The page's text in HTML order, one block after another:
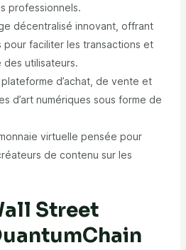
professionnels.
décentralisé innovant, offrant
pour faciliter les transactions et
des utilisateurs.
plateforme d’achat, de vente et
d’art numériques sous forme de
virtuelle pensée pour
de contenu sur les
Street